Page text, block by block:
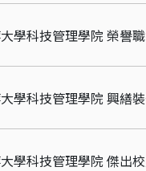
學科技管理學院 榮譽
學科技管理學院 興繕
學科技管理學院 傑出